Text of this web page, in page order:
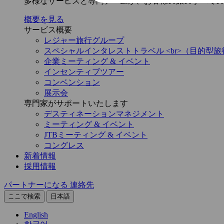
概要を見る
サービス概要
レジャー旅行グループ
スペシャルインタレストトラベル <br>（目的型旅
企業ミーティング & イベント
インセンティブツアー
コンベンション
展示会
専門家がサポートいたします
デスティネーションマネジメント
ミーティング & イベント
JTBミーティング & イベント
コングレス
新着情報
採用情報
パートナーになる 連絡先
ここで検索 日本語
English